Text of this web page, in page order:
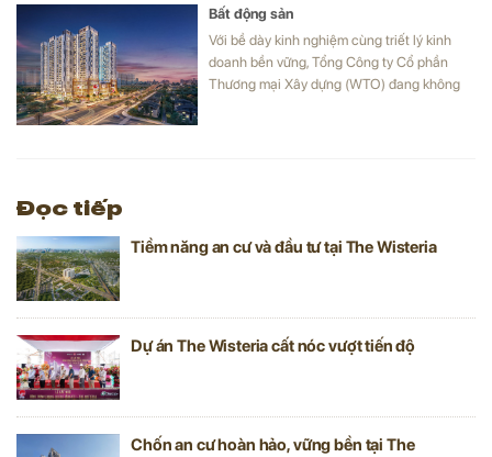
Bất động sản
Với bề dày kinh nghiệm cùng triết lý kinh
doanh bền vững, Tổng Công ty Cổ phần
Thương mại Xây dựng (WTO) đang không
Đọc tiếp
Tiềm năng an cư và đầu tư tại The Wisteria
Dự án The Wisteria cất nóc vượt tiến độ
Chốn an cư hoàn hảo, vững bền tại The